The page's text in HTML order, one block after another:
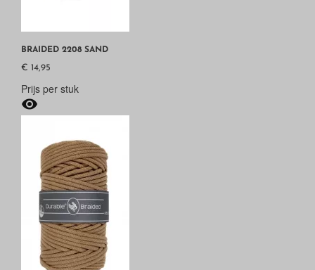
BRAIDED 2208 SAND
€ 14,95
Prijs per stuk
